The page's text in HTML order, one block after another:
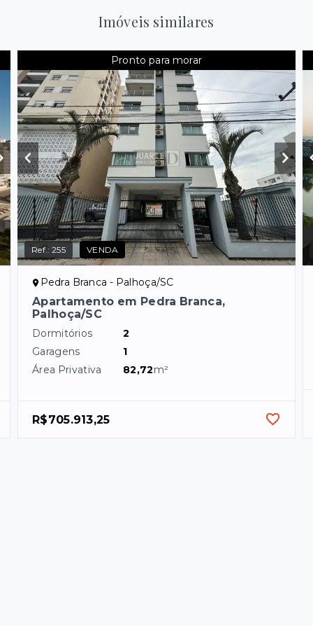
Imóveis similares
Pronto para morar
Ref.:255 VENDA
Pedra Branca - Palhoça/SC
Apartamento em Pedra Branca,
Palhoça/SC
Dormitórios
2
Garagens
1
Área Privativa
82,72m²
R$705.913,25